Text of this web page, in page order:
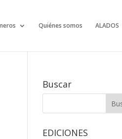
Quiénes somos ALADOS
Buscar
EDICIONES